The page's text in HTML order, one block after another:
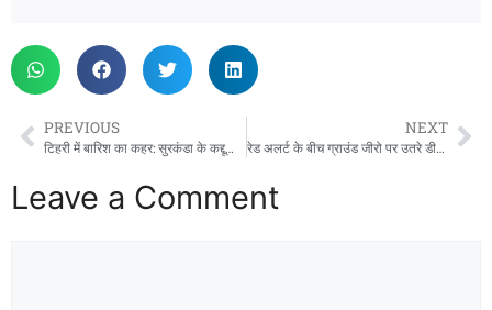
PREVIOUS
टिहरी में बारिश का कहर: सुरकंडा के कद्दूखाल में भूस्खलन से भवन ढहा, दो रेस्टोरेंट और दुकानें खतरे में
NEXT
रेड अलर्ट के बीच ग्राउंड जीरो पर उतरे डीएम, सहस्रधारा-सपेरा बस्ती का किया निरीक्षण; बंद सड़कें तुरंत खोलने के आदेश
Leave a Comment